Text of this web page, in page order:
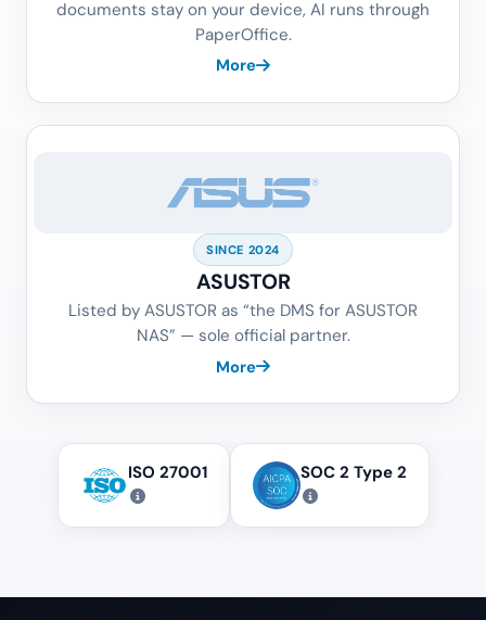
documents stay on your device, AI runs through
PaperOffice.
More
SINCE 2024
ASUSTOR
Listed by ASUSTOR as “the DMS for ASUSTOR
NAS” — sole official partner.
More
ISO 27001 SOC 2 Type 2